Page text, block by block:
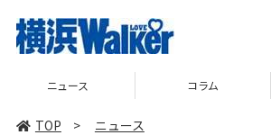
ニュース コラム
TOP > ニュース